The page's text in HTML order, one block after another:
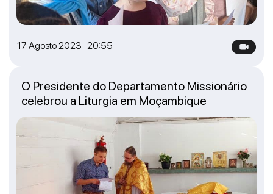
17 Agosto 2023 20:55
O Presidente do Departamento Missionário
celebrou a Liturgia em Moçambique